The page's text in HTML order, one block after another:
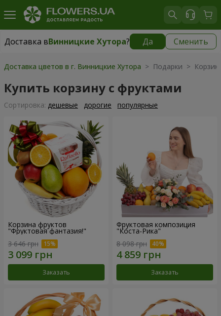
Доставка вВинницкие Хутора? Да Сменить
Доставка вВинницкие Хутора|бесплатно
Доставка цветов в г. Винницкие Хутора > Подарки >
Купить корзину с фруктами
Cортировка: дешевые дорогие популярные
Корзина фруктов
"Фруктовая фантазия!"
3 646 грн
Заказать
Фруктовая композиция
"Коста-Рика"
8 098 грн
Заказать